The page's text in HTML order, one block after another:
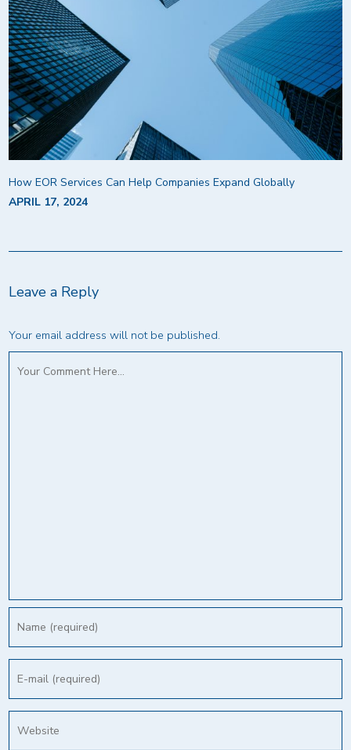
How EOR Services Can Help Companies Expand Globally
APRIL 17, 2024
Leave a Reply
Your email address will not be published.